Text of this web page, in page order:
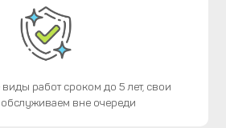
виды работ сроком до 5 лет, свои
вне очереди